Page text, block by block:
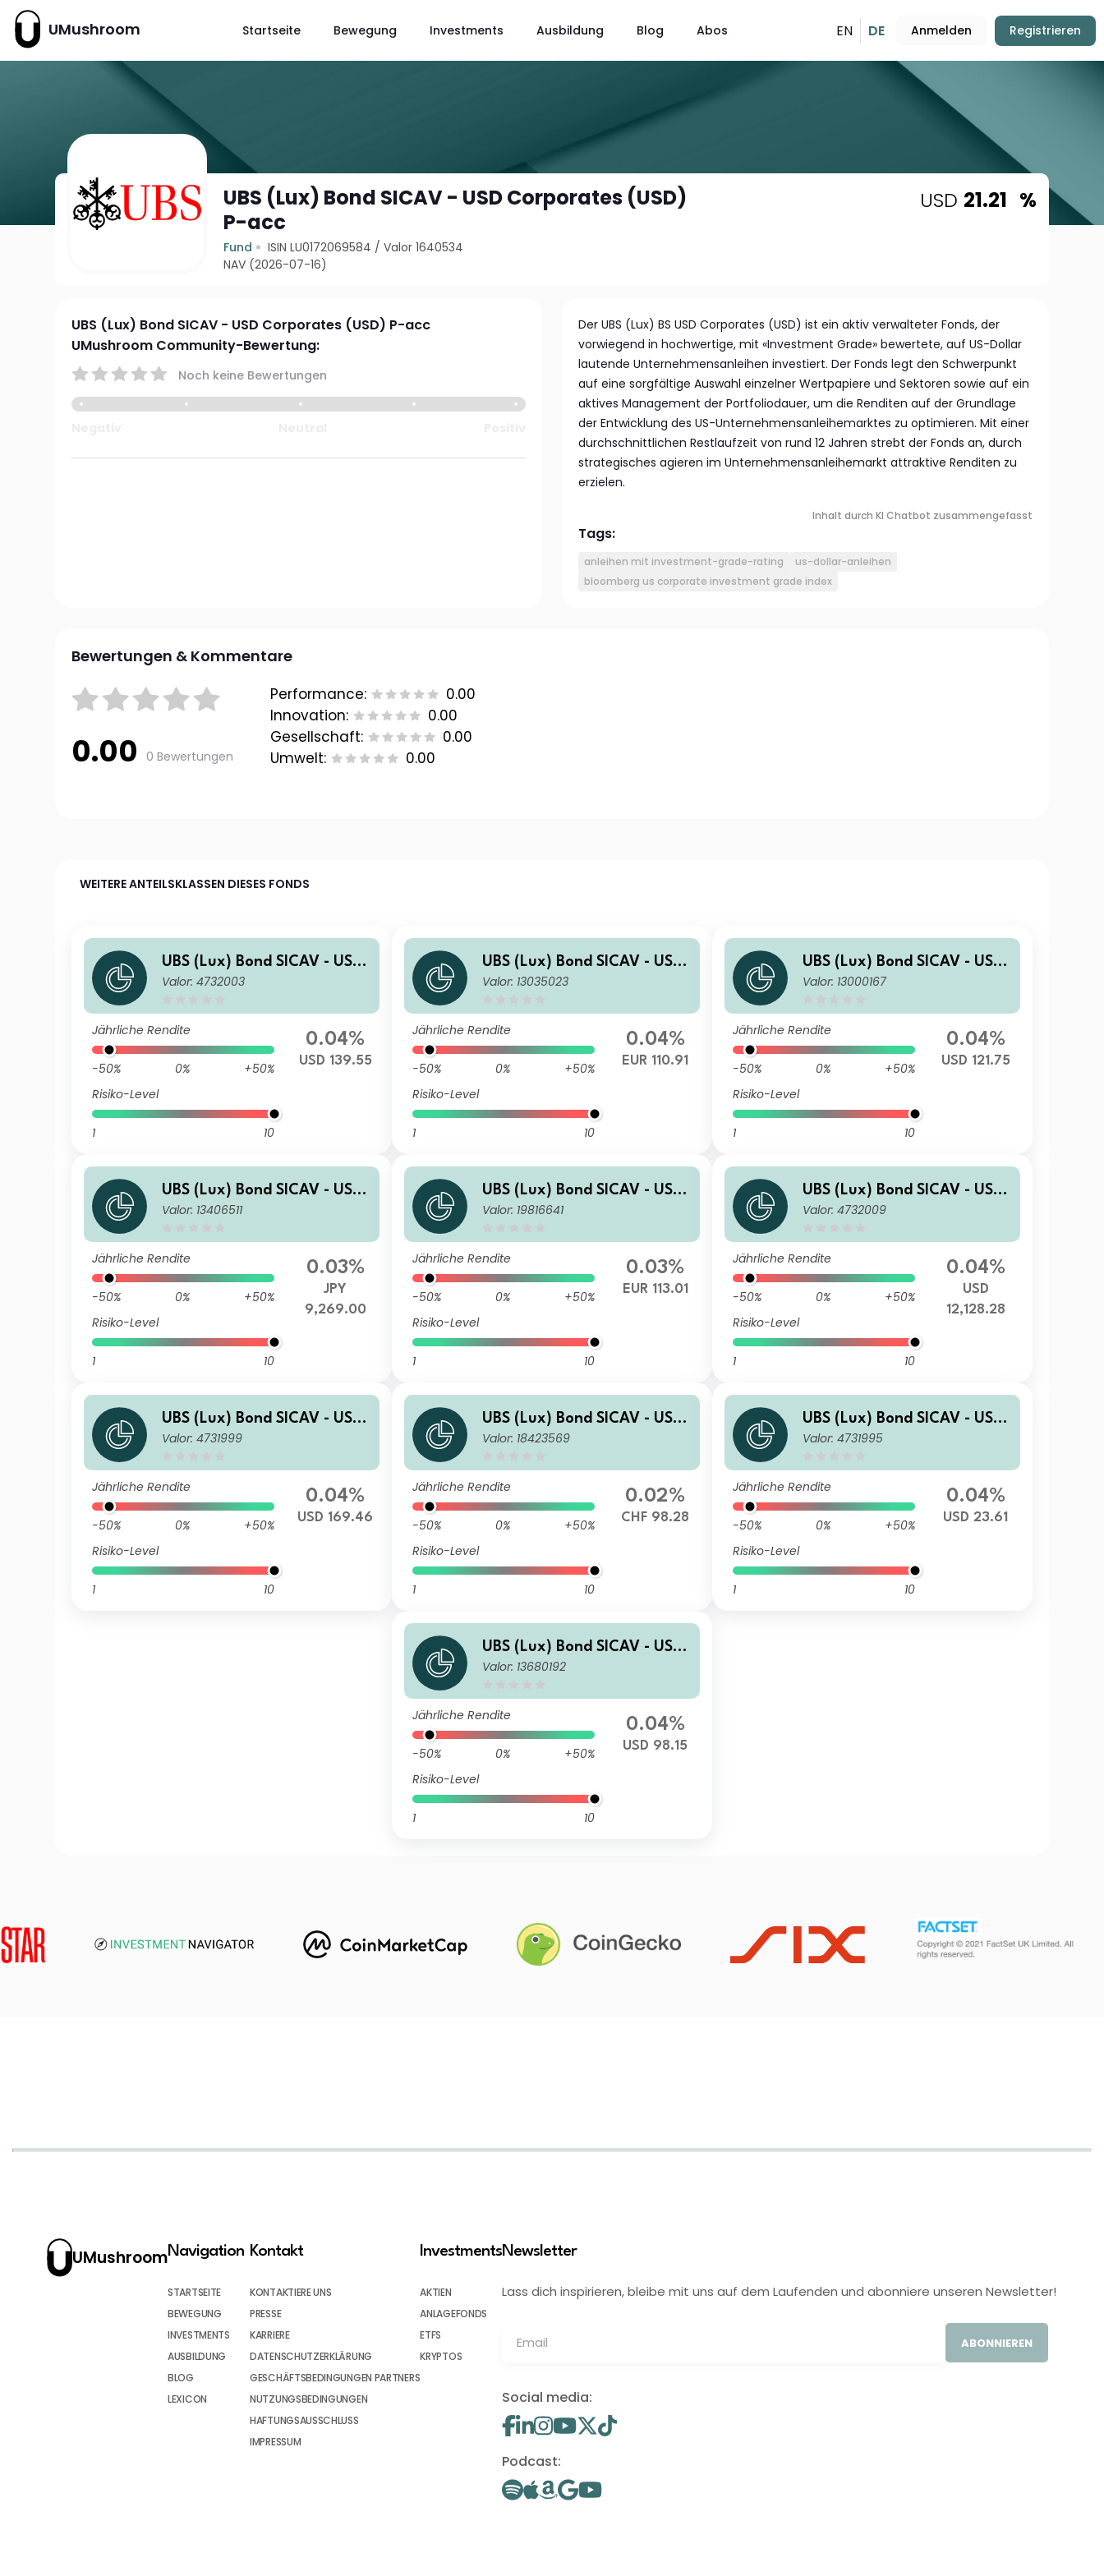
UMushroom Startseite Bewegung Investments Ausbildung Blog Abos EN DE Anmelden Registrieren
UBS (Lux) Bond SICAV - USD Corporates (USD)
P-acc
Fund ISIN LU0172069584 /Valor 1640534
NAV (2026-07-16)
USD 21.21 %
UBS (Lux) Bond SICAV - USD Corporates (USD) P-acc
UMushroom Community-Bewertung:
Noch keine Bewertungen
Der UBS (Lux) BS USD Corporates (USD) ist ein aktiv verwalteter Fonds, der
vorwiegend in hochwertige, mit «Investment Grade» bewertete, auf US-Dollar
lautende Unternehmensanleihen investiert. Der Fonds legt den Schwerpunkt
auf eine sorgfältige Auswahl einzelner Wertpapiere und Sektoren sowie auf ein
aktives Management der Portfoliodauer, um die Renditen auf der Grundlage
der Entwicklung des US-Unternehmensanleihemarktes zu optimieren. Mit einer
durchschnittlichen Restlaufzeit von rund 12 Jahren strebt der Fonds an, durch
strategisches agieren im Unternehmensanleihemarkt attraktive Renditen zu
erzielen.
Inhalt durch KI Chatbot zusammengefasst
Tags:
anleihen mit investment-grade-rating
us-dollar-anleihen
bloomberg us corporate investment grade index
Bewertungen & Kommentare
0.00 0 Bewertungen
Performance:
0.00
Innovation:
0.00
Gesellschaft:
0.00
Umwelt:
0.00
WEITERE ANTEILSKLASSEN DIESES FONDS
UBS (Lux) Bond SICAV - USD
Corporates (USD) I-A3-acc
Valor: 4732003
Jährliche Rendite
-50% 0%
+50%
Risiko-Level
1 10
0.04%
USD 139.55
UBS (Lux) Bond SICAV - USD
Corporates (USD) (EUR hedg
Valor: 13035023
Jährliche Rendite
-50% 0%
+50%
Risiko-Level
1 10
0.04%
EUR 110.91
UBS (Lux) Bond SICAV - USD
Corporates (USD) QL-acc
Valor: 13000167
Jährliche Rendite
-50% 0%
+50%
Risiko-Level
1 10
0.04%
USD 121.75
UBS (Lux) Bond SICAV - USD
Corporates (USD) (JPY hedg
Valor: 13406511
Jährliche Rendite
-50% 0%
+50%
Risiko-Level
1 10
0.03%
JPY
9,269.00
UBS (Lux) Bond SICAV - USD
Corporates (USD) EUR Hdg
Valor: 19816641
Jährliche Rendite
-50% 0%
+50%
Risiko-Level
1 10
0.03%
EUR 113.01
UBS (Lux) Bond SICAV - USD
Corporates (USD) U-X-acc
Valor: 4732009
Jährliche Rendite
-50% 0%
+50%
Risiko-Level
1 10
0.04%
USD
12,128.28
UBS (Lux) Bond SICAV - USD
Corporates (USD) I-A1-acc
Valor: 4731999
Jährliche Rendite
-50% 0%
+50%
Risiko-Level
1 10
0.04%
USD 169.46
UBS (Lux) Bond SICAV - USD
Corporates (USD) (CHF hedg
Valor: 18423569
Jährliche Rendite
-50% 0%
+50%
Risiko-Level
1 10
0.02%
CHF 98.28
UBS (Lux) Bond SICAV - USD
Corporates (USD) F-acc
Valor: 4731995
Jährliche Rendite
-50% 0%
+50%
Risiko-Level
1 10
0.04%
USD 23.61
UBS (Lux) Bond SICAV - USD
Corporates (USD) I-X-m-dist
Valor: 13680192
Jährliche Rendite
-50% 0%
+50%
Risiko-Level
1 10
0.04%
USD 98.15
UMushroomNavigation
STARTSEITE
BEWEGUNG
INVESTMENTS
AUSBILDUNG
BLOG
LEXICON
Kontakt
KONTAKTIERE UNS
PRESSE
KARRIERE
DATENSCHUTZERKLÄRUNG
GESCHÄFTSBEDINGUNGEN PARTNERS
NUTZUNGSBEDINGUNGEN
HAFTUNGSAUSSCHLUSS
IMPRESSUM
Investments
AKTIEN
ANLAGEFONDS
ETFS
KRYPTOS
Newsletter
Lass dich inspirieren, bleibe mit uns auf dem Laufenden und abonniere unseren Newsletter!
ABONNIEREN
Social media:
Podcast: